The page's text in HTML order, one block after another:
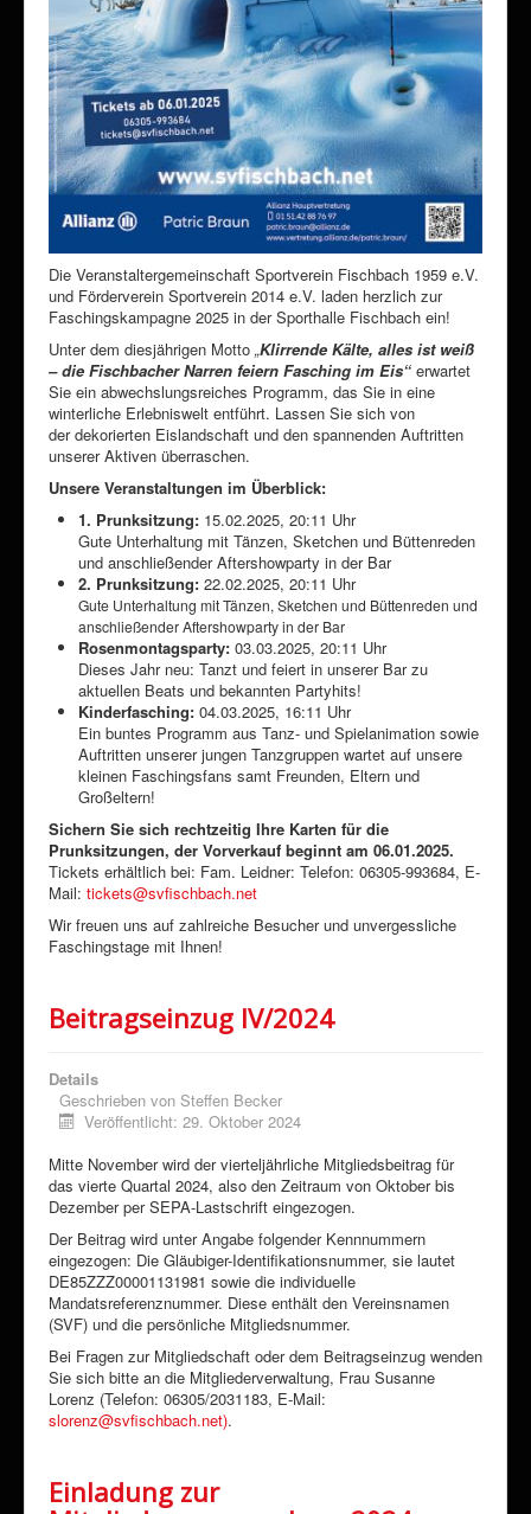
Die Veranstaltergemeinschaft Sportverein Fischbach 1959 e.V.
und Förderverein Sportverein 2014 e.V. laden herzlich zur
Faschingskampagne 2025 in der Sporthalle Fischbach ein!
Unter dem diesjährigen Motto „Klirrende Kälte, alles ist weiß
– die Fischbacher Narren feiern Fasching im Eis“ erwartet
Sie ein abwechslungsreiches Programm, das Sie in eine
winterliche Erlebniswelt entführt. Lassen Sie sich von
der dekorierten Eislandschaft und den spannenden Auftritten
unserer Aktiven überraschen.
Unsere Veranstaltungen im Überblick:
1. Prunksitzung: 15.02.2025, 20:11 Uhr
Gute Unterhaltung mit Tänzen, Sketchen und Büttenreden
und anschließender Aftershowparty in der Bar
2. Prunksitzung: 22.02.2025, 20:11 Uhr
Gute Unterhaltung mit Tänzen, Sketchen und Büttenreden und
anschließender Aftershowparty in der Bar
Rosenmontagsparty: 03.03.2025, 20:11 Uhr
Dieses Jahr neu: Tanzt und feiert in unserer Bar zu
aktuellen Beats und bekannten Partyhits!
Kinderfasching: 04.03.2025, 16:11 Uhr
Ein buntes Programm aus Tanz- und Spielanimation sowie
Auftritten unserer jungen Tanzgruppen wartet auf unsere
kleinen Faschingsfans samt Freunden, Eltern und
Großeltern!
Sichern Sie sich rechtzeitig Ihre Karten für die
Prunksitzungen, der Vorverkauf beginnt am 06.01.2025.
Tickets erhältlich bei: Fam. Leidner: Telefon: 06305-993684, E-
Mail: tickets@svfischbach.net
Wir freuen uns auf zahlreiche Besucher und unvergessliche
Faschingstage mit Ihnen!
Beitragseinzug IV/2024
Details
Geschrieben von Steffen Becker
Veröffentlicht: 29. Oktober 2024
Mitte November wird der vierteljährliche Mitgliedsbeitrag für
das vierte Quartal 2024, also den Zeitraum von Oktober bis
Dezember per SEPA-Lastschrift eingezogen.
Der Beitrag wird unter Angabe folgender Kennnummern
eingezogen: Die Gläubiger-Identifikationsnummer, sie lautet
DE85ZZZ00001131981 sowie die individuelle
Mandatsreferenznummer. Diese enthält den Vereinsnamen
(SVF) und die persönliche Mitgliedsnummer.
Bei Fragen zur Mitgliedschaft oder dem Beitragseinzug wenden
Sie sich bitte an die Mitgliederverwaltung, Frau Susanne
Lorenz (Telefon: 06305/2031183, E-Mail:
slorenz@svfischbach.net).
Einladung zur